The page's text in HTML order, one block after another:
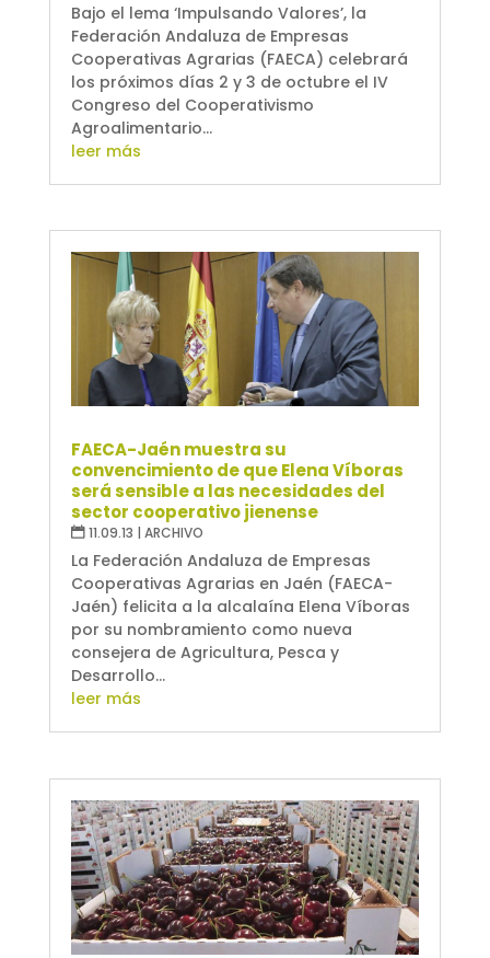
Bajo el lema ‘Impulsando Valores’, la
Federación Andaluza de Empresas
Cooperativas Agrarias (FAECA) celebrará
los próximos días 2 y 3 de octubre el IV
Congreso del Cooperativismo
Agroalimentario...
leer más
FAECA-Jaén muestra su
convencimiento de que Elena Víboras
será sensible a las necesidades del
sector cooperativo jienense
11.09.13 ARCHIVO
La Federación Andaluza de Empresas
Cooperativas Agrarias en Jaén (FAECA-
Jaén) felicita a la alcalaína Elena Víboras
por su nombramiento como nueva
consejera de Agricultura, Pesca y
Desarrollo...
leer más